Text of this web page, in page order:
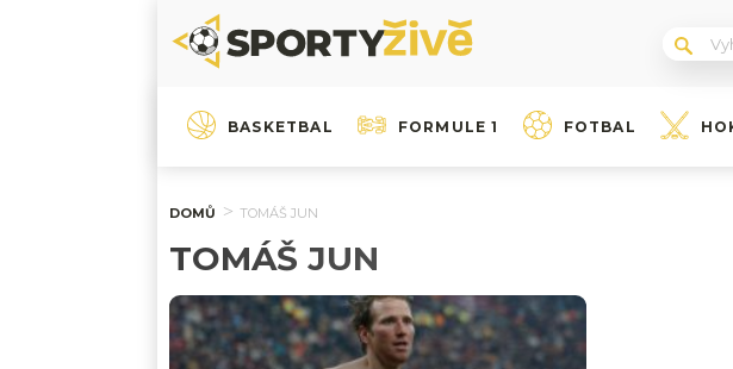
BASKETBAL FORMULE 1 FOTBAL
DOMŮ TOMÁŠ JUN
TOMÁŠ JUN